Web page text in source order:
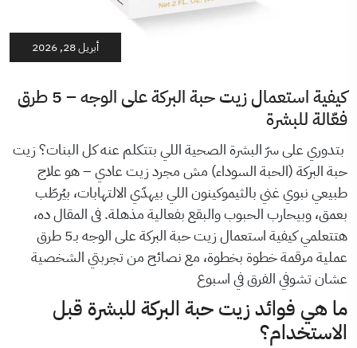
أبريل 28, 2026
كيفية استعمال زيت حبة البركة على الوجه – 5 طرق
فعّالة للبشرة
بتدوري على سرّ البشرة الصحية اللي بتتكلم عنه كل البنات؟ زيت
حبة البركة (الحبة السوداء) مش مجرد زيت عادي – هو علاج
طبيعي نبوي غني بالثيموكينون اللي بيهدّي الالتهابات، بيُرطّب
بعمق، وبيحارب الحبوب والبقع بفعالية مذهلة. فى المقال ده،
هتتعلمي كيفية استعمال زيت حبة البركة على الوجه بـ5 طرق
عملية مرقمة خطوة بخطوة، مع نصائح من تجربتي الشخصية
عشان تشوفي الفرق في اسبوع
ما هي فوائد زيت حبة البركة للبشرة قبل
الاستخدام؟